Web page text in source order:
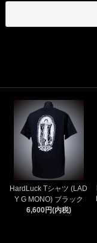
HardLuck Tシャツ (LAD
Y G MONO) ブラック
6,600円(内税)